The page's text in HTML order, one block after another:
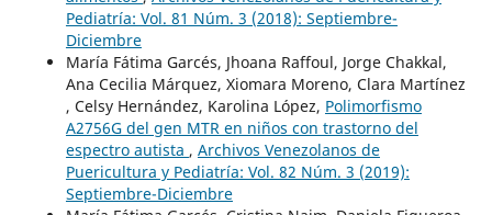
Pediatría: Vol. 81 Núm. 3 (2018): Septiembre-
Diciembre
María Fátima Garcés, Jhoana Raffoul, Jorge Chakkal,
Ana Cecilia Márquez, Xiomara Moreno, Clara Martínez
, Celsy Hernández, Karolina López, Polimorfismo
A2756G del gen MTR en niños con trastorno del
espectro autista , Archivos Venezolanos de
Puericultura y Pediatría: Vol. 82 Núm. 3 (2019):
Septiembre-Diciembre